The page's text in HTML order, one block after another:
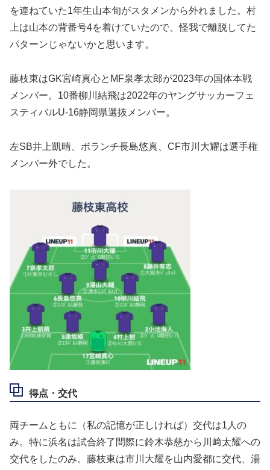
を連ねていた1年生山本旬がスタメンから外れました。村
上は山本の背番号4を着けていたので、怪我で離脱してた
パターンじゃないかと思います。
藤枝東はGK宮崎真心とMF泉孝太郎が2023年の国体本戦
メンバー。10番柳川結飛は2022年のヤングサッカーフェ
スティバルU-16静岡県選抜メンバー。
左SB井上凱晴、ボランチ長島悠真、CF市川大耀は選手権
メンバー外でした。
得点・交代
両チームともに（私の記憶が正しければ）交代は1人の
み。特に浜名は試合終了間際に鈴木恭慈から川﨑太耀への
交代をしたのみ。藤枝東は市川大耀を山内愛都に交代、湯